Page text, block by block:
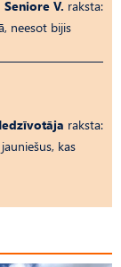
Seniore V. raksta:
neesot bijis
Iedzīvotāja raksta:
kas